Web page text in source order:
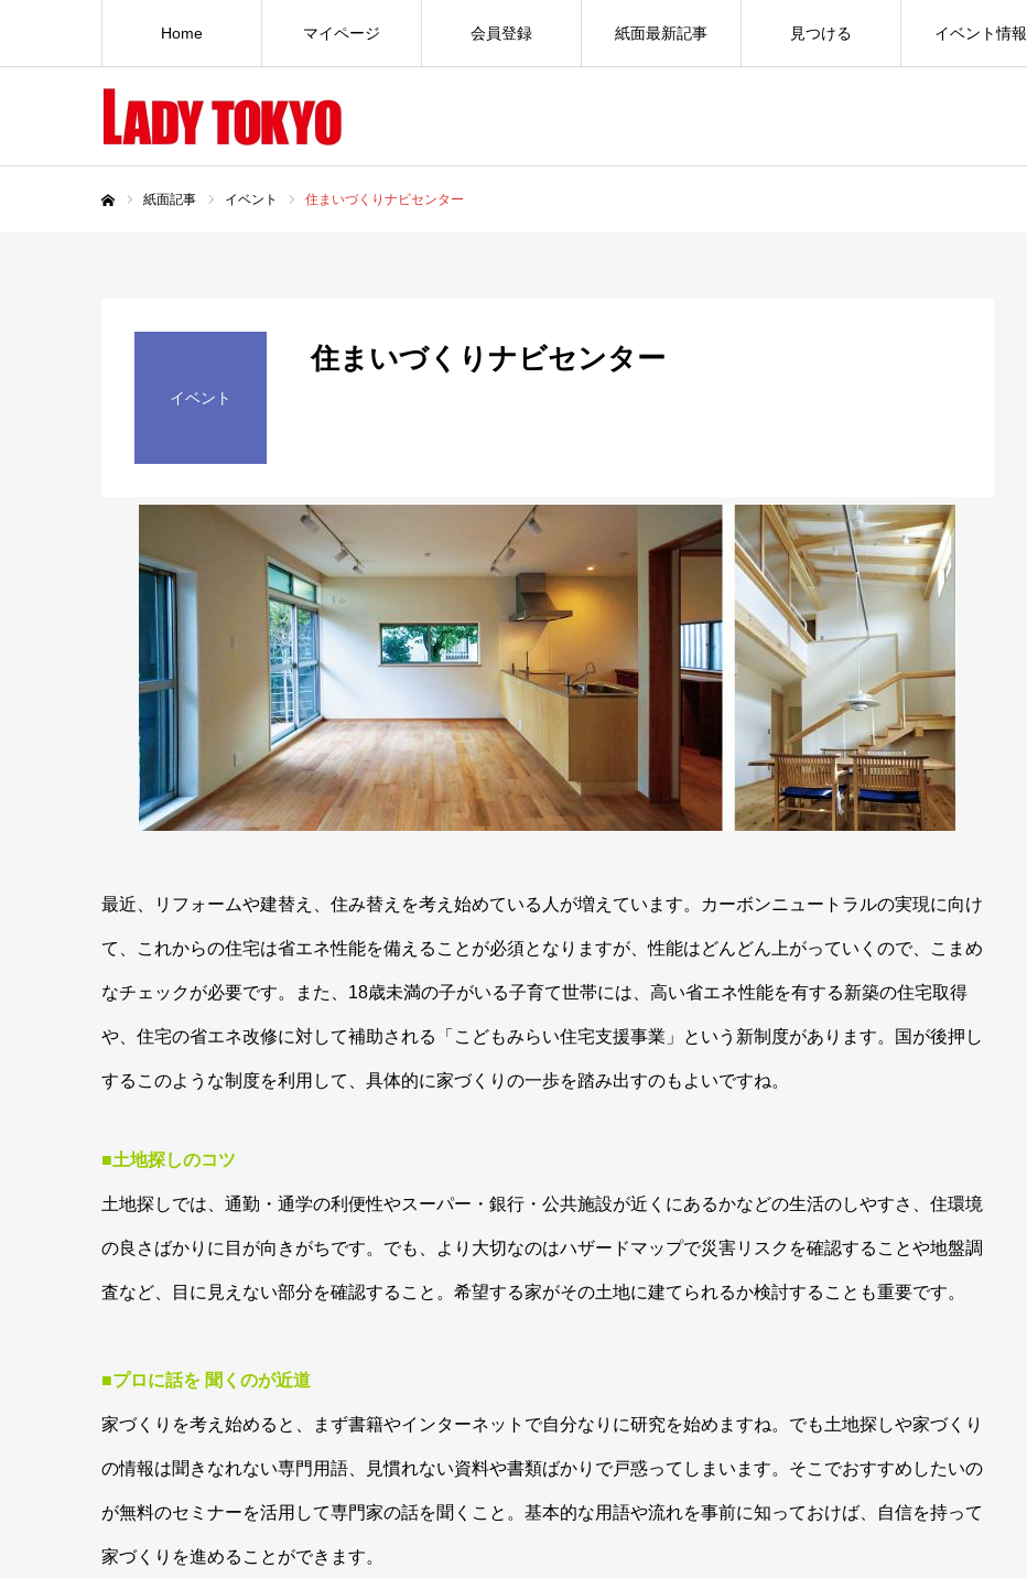
Home マイページ 会員登録 紙面最新記事 見つける イベント情報
紙面記事 イベント 住まいづくりナビセンター
イベント
住まいづくりナビセンター
最近、リフォームや建替え、住み替えを考え始めている人が増えています。カーボンニュートラルの実現に向け
て、これからの住宅は省エネ性能を備えることが必須となりますが、性能はどんどん上がっていくので、こまめ
なチェックが必要です。また、18歳未満の子がいる子育て世帯には、高い省エネ性能を有する新築の住宅取得
や、住宅の省エネ改修に対して補助される「こどもみらい住宅支援事業」という新制度があります。国が後押し
するこのような制度を利用して、具体的に家づくりの一歩を踏み出すのもよいですね。
■土地探しのコツ
土地探しでは、通勤・通学の利便性やスーパー・銀行・公共施設が近くにあるかなどの生活のしやすさ、住環境
の良さばかりに目が向きがちです。でも、より大切なのはハザードマップで災害リスクを確認することや地盤調
査など、目に見えない部分を確認すること。希望する家がその土地に建てられるか検討することも重要です。
■プロに話を 聞くのが近道
家づくりを考え始めると、まず書籍やインターネットで自分なりに研究を始めますね。でも土地探しや家づくり
の情報は聞きなれない専門用語、見慣れない資料や書類ばかりで戸惑ってしまいます。そこでおすすめしたいの
が無料のセミナーを活用して専門家の話を聞くこと。基本的な用語や流れを事前に知っておけば、自信を持って
家づくりを進めることができます。